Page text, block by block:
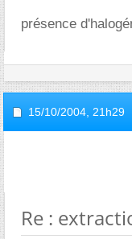
présence
15/10/2004, 21h29
Re :